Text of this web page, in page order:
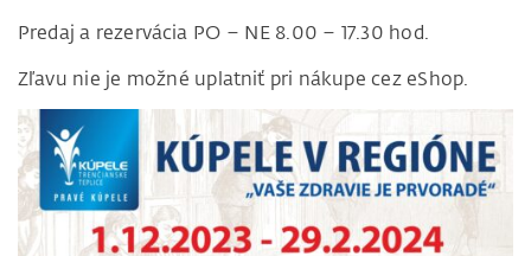
Predaj a rezervácia PO – NE 8.00 – 17.30 hod.
Zľavu nie je možné uplatniť pri nákupe cez eShop.